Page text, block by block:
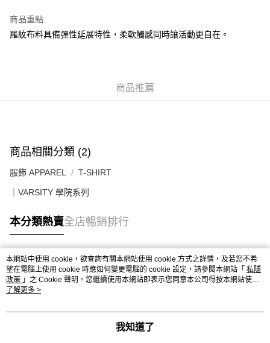
每筆HK$50.00，滿HK$499.00或以上免運費
付款後順豐合作便利店
商品重點
羅紋布料具備彈性延展特性，柔軟觸感同時讓活動更自在。
商品推薦
商品相關分類 (2)
服飾 APPAREL T-SHIRT
｜VARSITY 學院系列
本分類熱賣全店暢銷排行
熱門標籤
熱銷排行
本網站中使用 cookie，欲查詢有關本網站使用 cookie 方式之詳情，及若您不希
望在電腦上使用 cookie 時應如何變更電腦的 cookie 設定，請參閱本網站「 私隱
政策 」之 Cookie 聲明。您繼續使用本網站即表示您同意本公司得按本網站使用
條款之 Cookie 聲明使用 cookie。
了解更多 >
我知道了